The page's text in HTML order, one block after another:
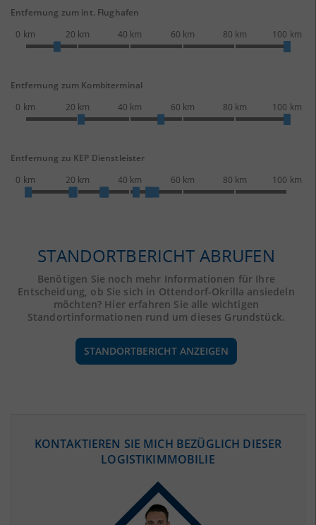
Entfernung zum int. Flughafen
0 km
20 km 40 km 60 km 80 km 100 km
Entfernung zum Kombiterminal
0 km
20 km 40 km 60 km 80 km 100 km
Entfernung zu KEP Dienstleister
0 km
20 km 40 km 60 km 80 km 100 km
STANDORTBERICHT ABRUFEN
Benötigen Sie noch mehr Informationen für Ihre
Entscheidung, ob Sie sich in Ottendorf-Okrilla ansiedeln
möchten? Hier erfahren Sie alle wichtigen
Standortinformationen rund um dieses Grundstück.
STANDORTBERICHT ANZEIGEN
(STAND: 12/2019)
KONTAKTIEREN SIE MICH BEZÜGLICH DIESER
LOGISTIKIMMOBILIE